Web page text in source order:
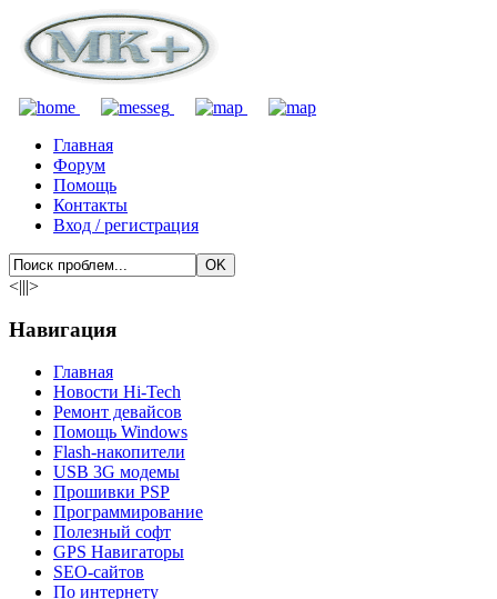
Главная
Форум
Помощь
Контакты
Вход / регистрация
<|||>
Навигация
Главная
Новости Hi-Tech
Ремонт девайсов
Помощь Windows
Flash-накопители
USB 3G модемы
Прошивки PSP
Программирование
Полезный софт
GPS Навигаторы
SEO-сайтов
По интернету